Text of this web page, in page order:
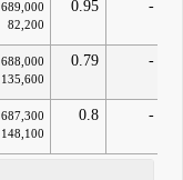
689,000
82,200
0.95 -
688,000
135,600
0.79 -
687,300
148,100
0.8 -